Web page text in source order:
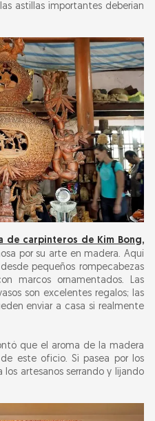
astillas importantes deberían
de carpinteros de Kim Bong,
por su arte en madera. Aquí
pequeños rompecabezas
marcos ornamentados. Las
son excelentes regalos; las
enviar a casa si realmente
que el aroma de la madera
este oficio. Si pasea por los
artesanos serrando y lijando